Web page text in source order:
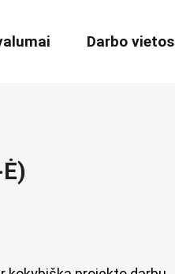
Darbo vietos
(-Ė)